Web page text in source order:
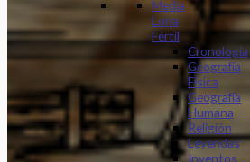
Media
Luna
Fértil
Cronología
Geografía
Física
Geografía
Humana
Religión
Leyendas
Inventos